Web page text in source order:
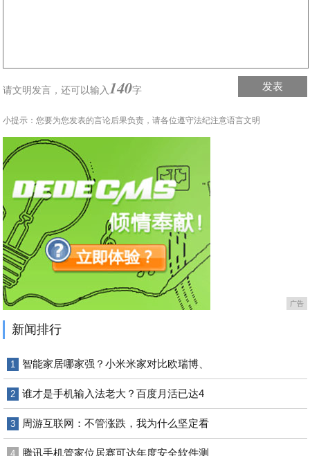
请文明发言，还可以输入 140字 发表
小提示：您要为您发表的言论后果负责，请各位遵守法纪注意语言文明
广告
新闻排行
1 智能家居哪家强？小米米家对比欧瑞博、
2 谁才是手机输入法老大？百度月活已达4
3 周游互联网：不管涨跌，我为什么坚定看
4 腾讯手机管家位居赛可达年度安全软件测